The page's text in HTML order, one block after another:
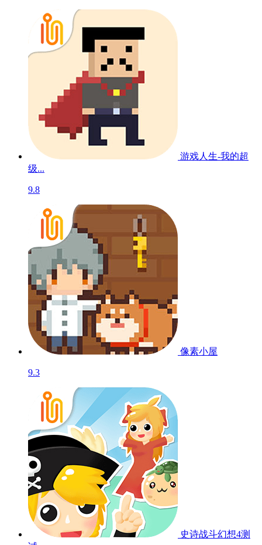
游戏人生-我的超
级...
9.8
像素小屋
9.3
史诗战斗幻想4测